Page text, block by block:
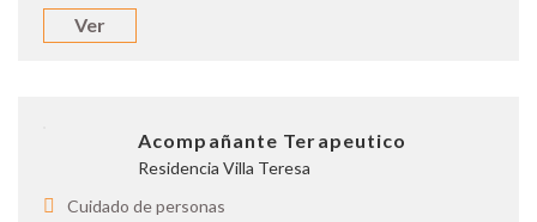
Ver
Acompañante Terapeutico
Residencia Villa Teresa
Cuidado de personas